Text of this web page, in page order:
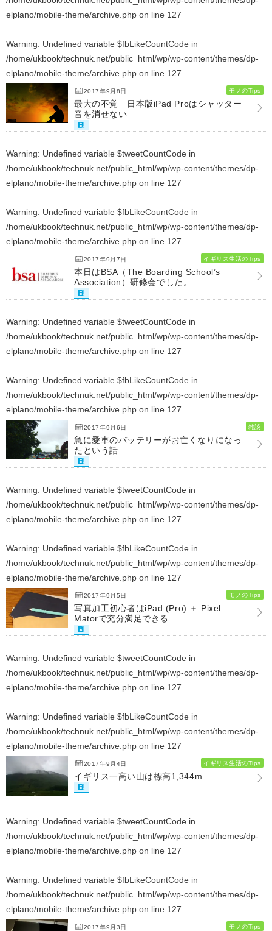
elplano/mobile-theme/archive.php on line 127
Warning: Undefined variable $fbLikeCountCode in
/home/ukbook/technuk.net/public_html/wp/wp-content/themes/dp-
elplano/mobile-theme/archive.php on line 127
2017年9月8日 モノのTips
最大の不覚 日本版iPad Proはシャッター
音を消せない
Warning: Undefined variable $tweetCountCode in
/home/ukbook/technuk.net/public_html/wp/wp-content/themes/dp-
elplano/mobile-theme/archive.php on line 127
Warning: Undefined variable $fbLikeCountCode in
/home/ukbook/technuk.net/public_html/wp/wp-content/themes/dp-
elplano/mobile-theme/archive.php on line 127
2017年9月7日 イギリス生活のTips
本日はBSA（The Boarding School’s
Association）研修会でした。
Warning: Undefined variable $tweetCountCode in
/home/ukbook/technuk.net/public_html/wp/wp-content/themes/dp-
elplano/mobile-theme/archive.php on line 127
Warning: Undefined variable $fbLikeCountCode in
/home/ukbook/technuk.net/public_html/wp/wp-content/themes/dp-
elplano/mobile-theme/archive.php on line 127
2017年9月6日 雑談
急に愛車のバッテリーがお亡くなりになっ
たという話
Warning: Undefined variable $tweetCountCode in
/home/ukbook/technuk.net/public_html/wp/wp-content/themes/dp-
elplano/mobile-theme/archive.php on line 127
Warning: Undefined variable $fbLikeCountCode in
/home/ukbook/technuk.net/public_html/wp/wp-content/themes/dp-
elplano/mobile-theme/archive.php on line 127
2017年9月5日 モノのTips
写真加工初心者はiPad (Pro) ＋ Pixel
Matorで充分満足できる
Warning: Undefined variable $tweetCountCode in
/home/ukbook/technuk.net/public_html/wp/wp-content/themes/dp-
elplano/mobile-theme/archive.php on line 127
Warning: Undefined variable $fbLikeCountCode in
/home/ukbook/technuk.net/public_html/wp/wp-content/themes/dp-
elplano/mobile-theme/archive.php on line 127
2017年9月4日 イギリス生活のTips
イギリス一高い山は標高1,344m
Warning: Undefined variable $tweetCountCode in
/home/ukbook/technuk.net/public_html/wp/wp-content/themes/dp-
elplano/mobile-theme/archive.php on line 127
Warning: Undefined variable $fbLikeCountCode in
/home/ukbook/technuk.net/public_html/wp/wp-content/themes/dp-
elplano/mobile-theme/archive.php on line 127
2017年9月3日 モノのTips